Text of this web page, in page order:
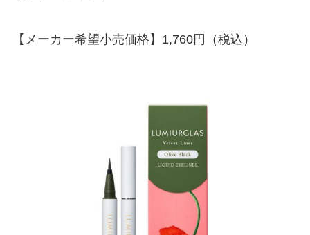
【メーカー希望小売価格】1,760円（税込）